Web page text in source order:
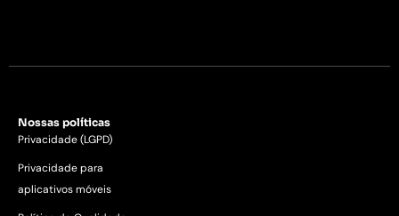
Nossas políticas
Privacidade (LGPD)
Privacidade para
aplicativos móveis